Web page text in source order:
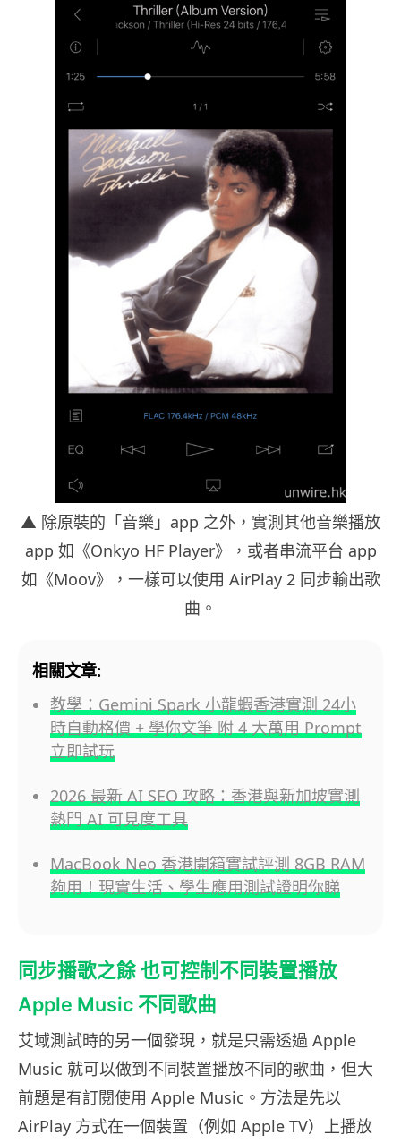
▲ 除原裝的「音樂」app 之外，實測其他音樂播放
app 如《Onkyo HF Player》，或者串流平台 app
如《Moov》，一樣可以使用 AirPlay 2 同步輸出歌
曲。
相關文章:
教學：Gemini Spark 小龍蝦香港實測 24小
時自動格價 + 學你文筆 附 4 大萬用 Prompt
立即試玩
2026 最新 AI SEO 攻略：香港與新加坡實測
熱門 AI 可見度工具
MacBook Neo 香港開箱實試評測 8GB RAM
夠用！現實生活、學生應用測試證明你睇
同步播歌之餘 也可控制不同裝置播放
Apple Music 不同歌曲
艾域測試時的另一個發現，就是只需透過 Apple
Music 就可以做到不同裝置播放不同的歌曲，但大
前題是有訂閱使用 Apple Music。方法是先以
AirPlay 方式在一個裝置（例如 Apple TV）上播放